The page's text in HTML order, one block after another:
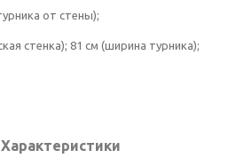
от стены);
стенка); 81 см (ширина турника);
Характеристики